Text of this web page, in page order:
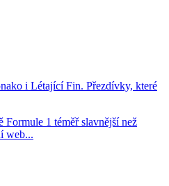
i Létající Fin. Přezdívky, které
Formule 1 téměř slavnější než
web...